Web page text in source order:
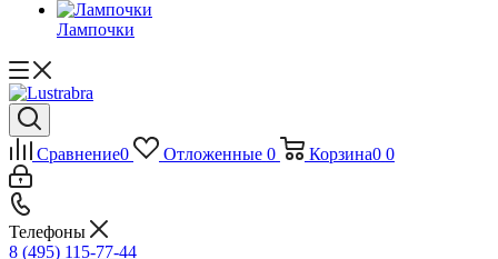
Лампочки
Сравнение0 Отложенные 0 Корзина0 0
Телефоны
8 (495) 115-77-44